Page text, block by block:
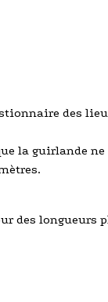
des
la guirlande
des